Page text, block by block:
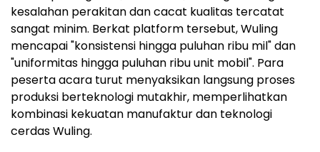
kesalahan perakitan dan cacat kualitas tercatat
sangat minim. Berkat platform tersebut, Wuling
mencapai "konsistensi hingga puluhan ribu mil" dan
"uniformitas hingga puluhan ribu unit mobil". Para
peserta acara turut menyaksikan langsung proses
produksi berteknologi mutakhir, memperlihatkan
kombinasi kekuatan manufaktur dan teknologi
cerdas Wuling.